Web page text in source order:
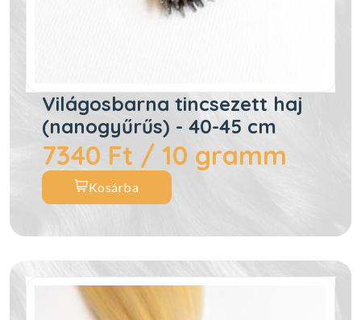
Világosbarna tincsezett haj
(nanogyűrűs) - 40-45 cm
7340 Ft / 10 gramm
Kosárba